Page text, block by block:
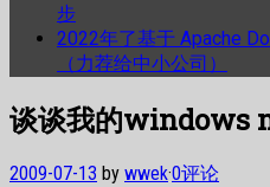
步
2022年了基于 Apache
（力荐给中小公司）
谈谈我的windows
2009-07-13 by wwek·0评论